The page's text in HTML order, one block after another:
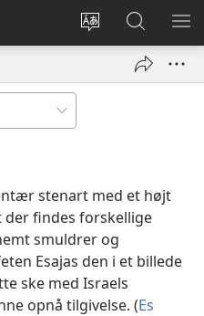
Vælg
Log
på
vindue)
Søg
på
JW.ORG
VIS
stenart med et højt
findes forskellige
smuldrer og
Esajas den i et billede
ske med Israels
opnå tilgivelse. (Es